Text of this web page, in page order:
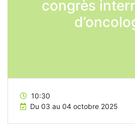
congrès
10:30
Du 03 au 04 octobre 2025